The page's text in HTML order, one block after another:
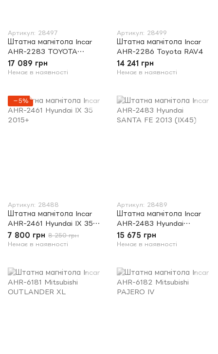
Артикул: 28497
Штатна магнітола Incar
AHR-2283 TOYOTA
PRADO 120 Asia
17 089 грн
Немає в наявності
Артикул: 28499
Штатна магнітола Incar
AHR-2286 Toyota RAV4
14 241 грн
Немає в наявності
−5%
Артикул: 28488
Штатна магнітола Incar
AHR-2461 Hyundai IX 35
2015+
7 800 грн 8 250 грн
Немає в наявності
Артикул: 28489
Штатна магнітола Incar
AHR-2483 Hyundai
SANTA FE 2013 (IX45)
15 675 грн
Немає в наявності